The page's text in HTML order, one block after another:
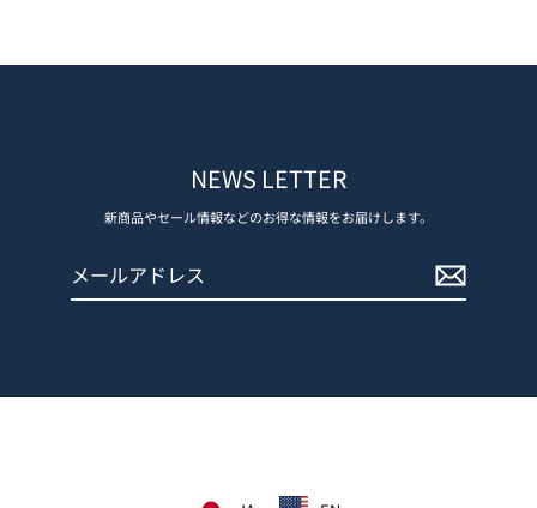
NEWS LETTER
新商品やセール情報などのお得な情報をお届けします。